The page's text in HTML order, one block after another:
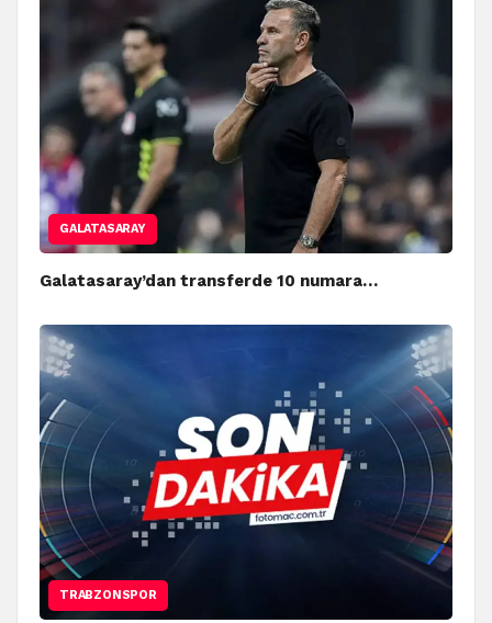
GALATASARAY
Galatasaray’dan transferde 10 numara…
TRABZONSPOR